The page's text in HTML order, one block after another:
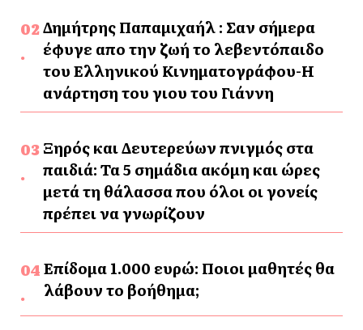
Δημήτρης Παπαμιχαήλ : Σαν σήμερα
έφυγε απο την ζωή το λεβεντόπαιδο
του Ελληνικού Κινηματογράφου-Η
ανάρτηση του γιου του Γιάννη
Ξηρός και Δευτερεύων πνιγμός στα
παιδιά: Τα 5 σημάδια ακόμη και ώρες
μετά τη θάλασσα που όλοι οι γονείς
πρέπει να γνωρίζουν
Επίδομα 1.000 ευρώ: Ποιοι μαθητές θα
λάβουν το βοήθημα;